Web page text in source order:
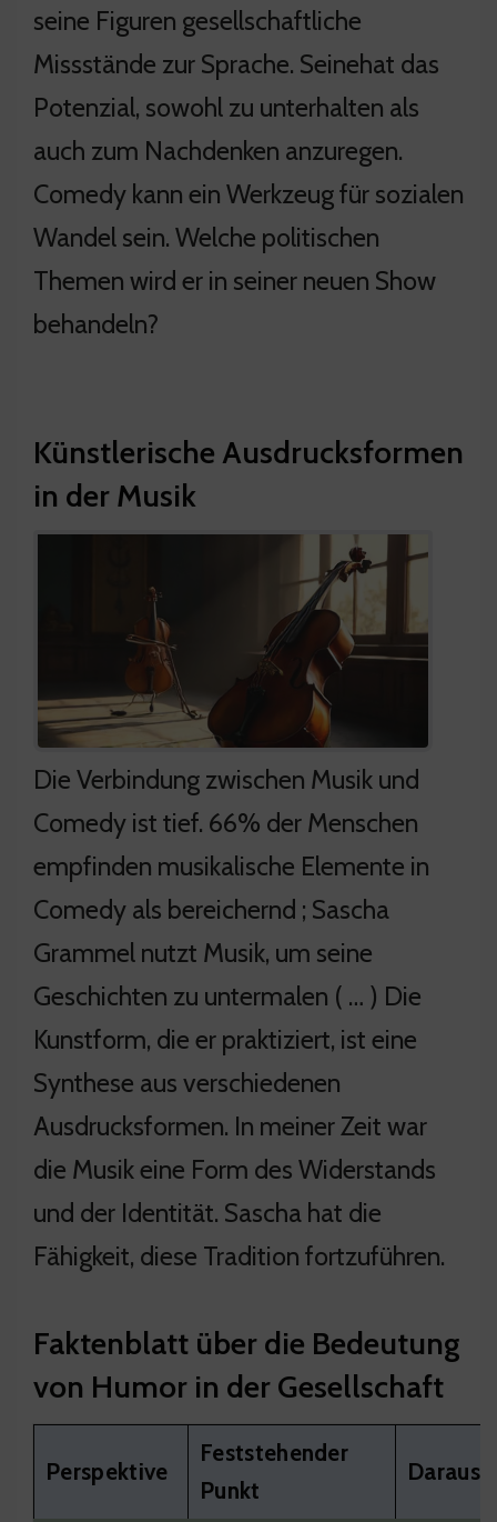
seine Figuren gesellschaftliche
Missstände zur Sprache. Seinehat das
Potenzial, sowohl zu unterhalten als
auch zum Nachdenken anzuregen.
Comedy kann ein Werkzeug für sozialen
Wandel sein. Welche politischen
Themen wird er in seiner neuen Show
behandeln?
Künstlerische Ausdrucksformen
in der Musik
Die Verbindung zwischen Musik und
Comedy ist tief. 66% der Menschen
empfinden musikalische Elemente in
Comedy als bereichernd ; Sascha
Grammel nutzt Musik, um seine
Geschichten zu untermalen ( … ) Die
Kunstform, die er praktiziert, ist eine
Synthese aus verschiedenen
Ausdrucksformen. In meiner Zeit war
die Musik eine Form des Widerstands
und der Identität. Sascha hat die
Fähigkeit, diese Tradition fortzuführen.
Faktenblatt über die Bedeutung
von Humor in der Gesellschaft
Perspektive
Feststehender
Punkt
Daraus